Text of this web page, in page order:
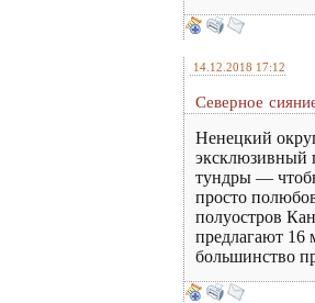
14.12.2018 17:12
Северное
Ненецкий
эксклюзивный
тундры —
просто
полуостров
предлагают 16
большинство